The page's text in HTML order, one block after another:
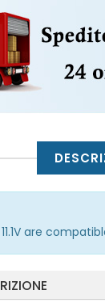
11.1V are